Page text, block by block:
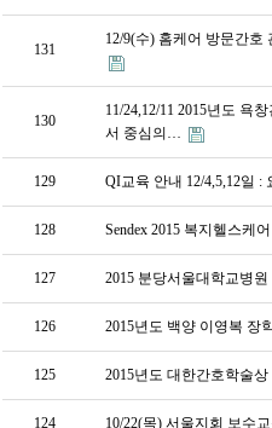
131
12/9(수) 홈케어 방문간
130
11/24,12/11 2015년도 욕
서 중심의…
129 QI교육 안내 12/4,5,12일
128 Sendex 2015 복지헬스케
127 2015 분당서울대학교병
126 2015년도 백양 이영복 장
125 2015년도 대한간호학술
124 10/22(목) 서울지회 보수